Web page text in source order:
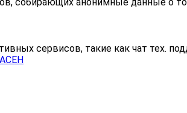
сервисов, такие как чат тех.